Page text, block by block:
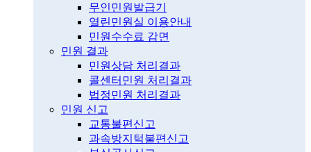
무인민원발급기
열린민원실 이용안내
민원수수료 감면
민원 결과
민원상담 처리결과
콜센터민원 처리결과
법정민원 처리결과
민원 신고
교통불편신고
과속방지턱불편신고